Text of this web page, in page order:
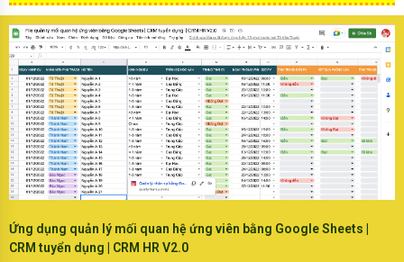
Ứng dụng quản lý mối quan hệ ứng viên bằng Google Sheets |
CRM tuyển dụng | CRM HR V2.0